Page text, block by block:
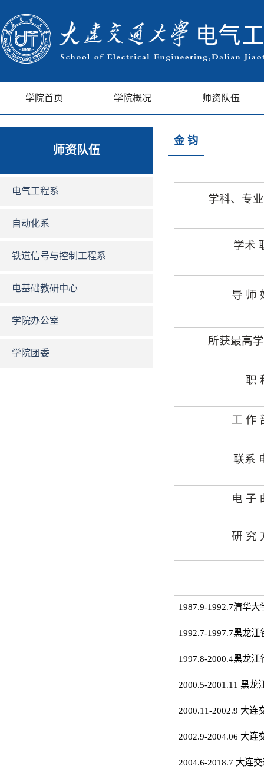
学院首页 学院概况 师资队伍
师资队伍
电气工程系
自动化系
铁道信号与控制工程系
电基础教研中心
学院办公室
学院团委
金 钧
学科、专
学术
导 师
所获最高
职
工 作
联系
电 子
研 究
1987.9-1992.7清华
1992.7-1997.7黑龙江
1997.8-2000.4黑龙江
2000.5-2001.11 黑龙
2000.11-2002.9 大连
2002.9-2004.06 大连
2004.6-2018.7 大连